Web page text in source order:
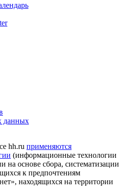
данных
hh.ru применяются
(информационные технологии
на основе сбора, систематизации
к предпочтениям
находящихся на территории